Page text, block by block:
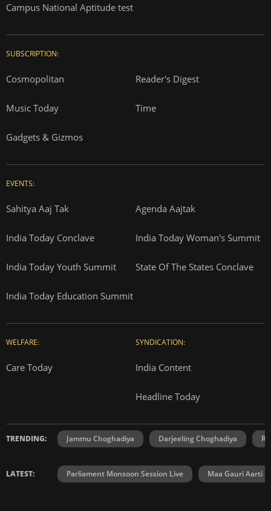
Campus National Aptitude test
SUBSCRIPTION:
Cosmopolitan Reader's Digest
Music Today Time
Gadgets & Gizmos
EVENTS:
Sahitya Aaj Tak Agenda Aajtak
India Today Conclave India Today Woman's Summit
India Today Youth Summit State Of The States Conclave
India Today Education Summit
WELFARE:
Care Today
SYNDICATION:
India Content
Headline Today
TRENDING: Jammu Choghadiya Darjeeling Choghadiya
LATEST: Parliament Monsoon Session Live Maa Gauri Aarti